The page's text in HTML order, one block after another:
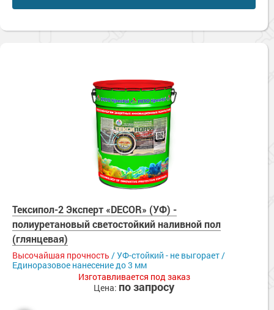
Тексипол-2 Эксперт «DECOR» (УФ) -
полиуретановый светостойкий наливной пол
(глянцевая)
Высочайшая прочность / УФ-стойкий - не выгорает /
Единоразовое нанесение до 3 мм
Изготавливается под заказ
Цена: по запросу